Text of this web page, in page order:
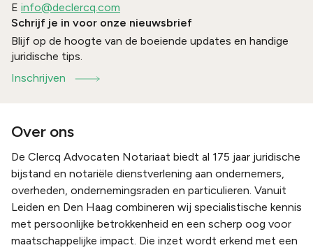
E info@declercq.com
Schrijf je in voor onze nieuwsbrief
Blijf op de hoogte van de boeiende updates en handige
juridische tips.
Inschrijven
Over ons
De Clercq Advocaten Notariaat biedt al 175 jaar juridische
bijstand en notariële dienstverlening aan ondernemers,
overheden, ondernemingsraden en particulieren. Vanuit
Leiden en Den Haag combineren wij specialistische kennis
met persoonlijke betrokkenheid en een scherp oog voor
maatschappelijke impact. Die inzet wordt erkend met een